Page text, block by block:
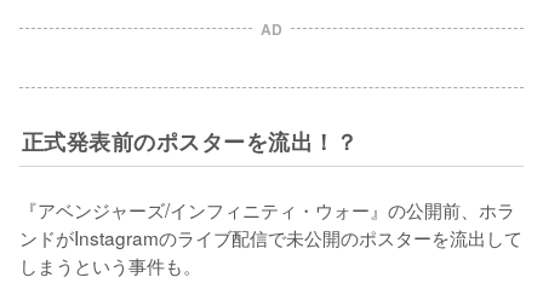
AD
正式発表前のポスターを流出！？
『アベンジャーズ/インフィニティ・ウォー』の公開前、ホラ
ンドがInstagramのライブ配信で未公開のポスターを流出して
しまうという事件も。